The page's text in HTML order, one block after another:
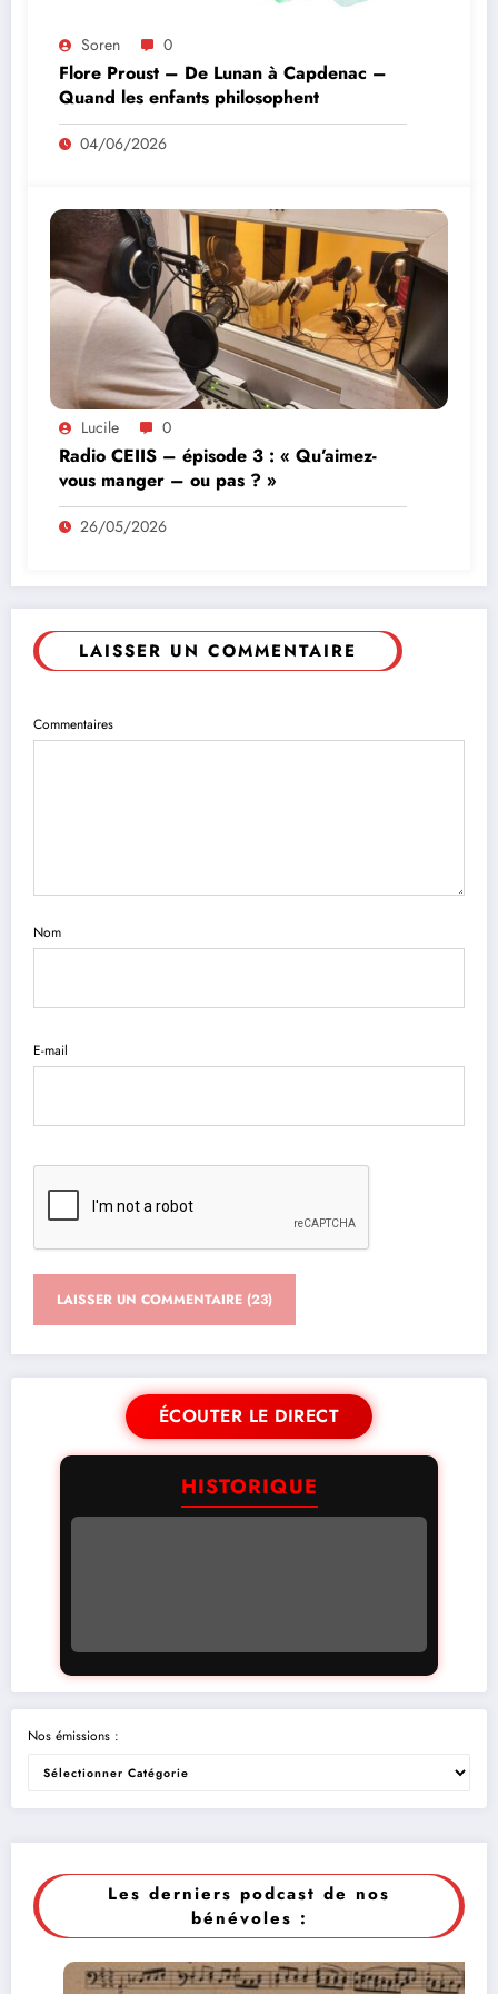
Soren 0
Flore Proust – De Lunan à Capdenac –
Quand les enfants philosophent
04/06/2026
Lucile 0
Radio CEIIS – épisode 3 : « Qu’aimez-
vous manger – ou pas ? »
26/05/2026
LAISSER UN COMMENTAIRE
Commentaires
Nom
E-mail
ÉCOUTER LE DIRECT
HISTORIQUE
Nos émissions :
Les derniers podcast de nos
bénévoles :